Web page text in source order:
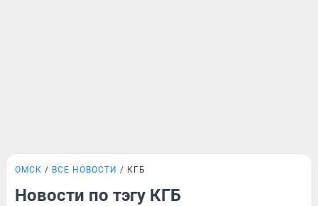
ОМСК ВСЕ НОВОСТИ КГБ
Новости по тэгу КГБ